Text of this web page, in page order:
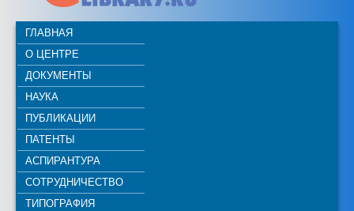
ГЛАВНАЯ
О ЦЕНТРЕ
ДОКУМЕНТЫ
НАУКА
ПУБЛИКАЦИИ
ПАТЕНТЫ
АСПИРАНТУРА
СОТРУДНИЧЕСТВО
ТИПОГРАФИЯ